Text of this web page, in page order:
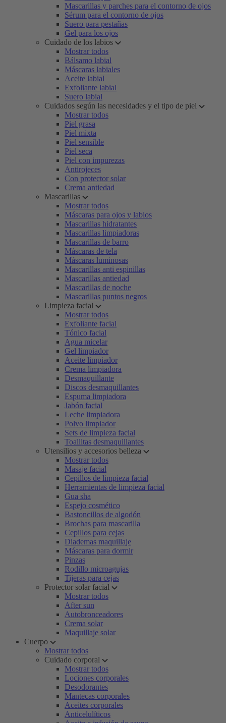
Mascarillas y parches para el contorno de ojos
Sérum para el contorno de ojos
Suero para pestañas
Gel para los ojos
Cuidado de los labios
Mostrar todos
Bálsamo labial
Máscaras labiales
Aceite labial
Exfoliante labial
Suero labial
Cuidados según las necesidades y el tipo de piel
Mostrar todos
Piel grasa
Piel mixta
Piel sensible
Piel seca
Piel con impurezas
Antirojeces
Con protector solar
Crema antiedad
Mascarillas
Mostrar todos
Máscaras para ojos y labios
Mascarillas hidratantes
Mascarillas limpiadoras
Mascarillas de barro
Máscaras de tela
Máscaras luminosas
Mascarillas anti espinillas
Mascarillas antiedad
Mascarillas de noche
Mascarillas puntos negros
Limpieza facial
Mostrar todos
Exfoliante facial
Tónico facial
Agua micelar
Gel limpiador
Aceite limpiador
Crema limpiadora
Desmaquillante
Discos desmaquillantes
Espuma limpiadora
Jabón facial
Leche limpiadora
Polvo limpiador
Sets de limpieza facial
Toallitas desmaquillantes
Utensilios y accesorios belleza
Mostrar todos
Masaje facial
Cepillos de limpieza facial
Herramientas de limpieza facial
Gua sha
Espejo cosmético
Bastoncillos de algodón
Brochas para mascarilla
Cepillos para cejas
Diademas maquillaje
Máscaras para dormir
Pinzas
Rodillo microagujas
Tijeras para cejas
Protector solar facial
Mostrar todos
After sun
Autobronceadores
Crema solar
Maquillaje solar
Cuerpo
Mostrar todos
Cuidado corporal
Mostrar todos
Lociones corporales
Desodorantes
Mantecas corporales
Aceites corporales
Anticelulíticos